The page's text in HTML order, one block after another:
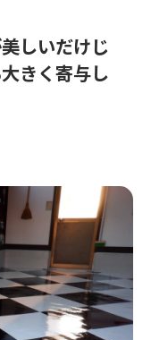
しいだけじ
きく寄与し